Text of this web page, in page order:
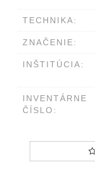
TECHNIKA:
ZNAČENIE:
INŠTITÚCIA:
INVENTÁRNE
ČÍSLO: